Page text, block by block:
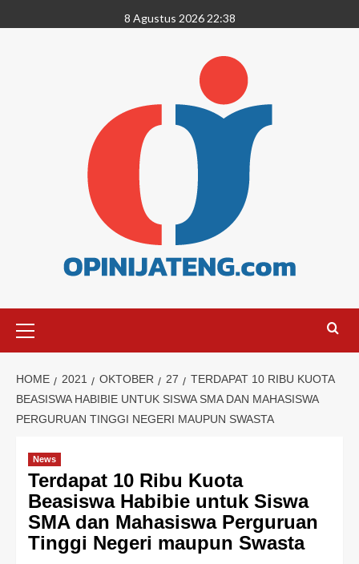
8 Agustus 2026 22:38
HOME 2021 OKTOBER 27
TERDAPAT 10 RIBU KUOTA
BEASISWA HABIBIE UNTUK SISWA SMA DAN MAHASISWA
PERGURUAN TINGGI NEGERI MAUPUN SWASTA
News
Terdapat 10 Ribu Kuota
Beasiswa Habibie untuk Siswa
SMA dan Mahasiswa Perguruan
Tinggi Negeri maupun Swasta